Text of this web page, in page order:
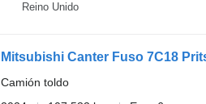
Reino Unido
Mitsubishi Canter Fuso 7C18
Camión toldo